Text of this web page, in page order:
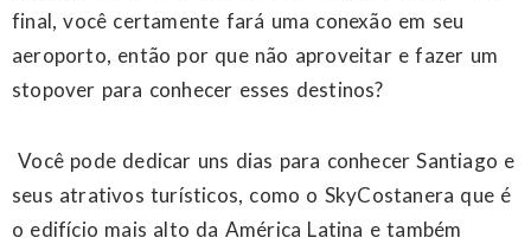
final, você certamente fará uma conexão em seu
aeroporto, então por que não aproveitar e fazer um
stopover para conhecer esses destinos?
Você pode dedicar uns dias para conhecer Santiago e
seus atrativos turísticos, como o SkyCostanera que é
o edifício mais alto da América Latina e também